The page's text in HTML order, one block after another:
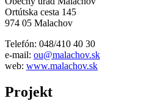
Ortútska cesta 145
974 05 Malachov
Telefón: 048/410 40 30
e-mail: ou@malachov.sk
web: www.malachov.sk
Projekt